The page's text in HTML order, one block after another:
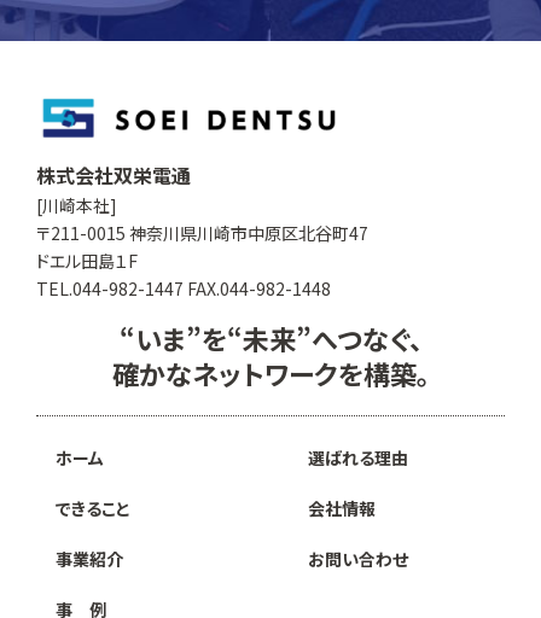
詳しく見る
株式会社双栄電通
[川崎本社]
〒211-0015 神奈川県川崎市中原区北谷町47
ドエル田島１F
TEL.044-982-1447 FAX.044-982-1448
“いま”を“未来”へつなぐ、
確かなネットワークを構築。
ホーム 選ばれる理由
できること 会社情報
事業紹介 お問い合わせ
事 例